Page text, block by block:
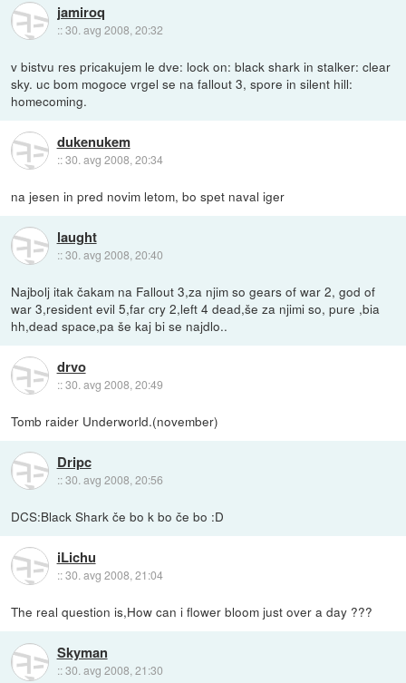
jamiroq
::30. avg 2008, 20:32
v bistvu res pricakujem le dve: lock on: black shark in stalker: clear
sky. uc bom mogoce vrgel se na fallout 3, spore in silent hill:
homecoming.
dukenukem
::30. avg 2008, 20:34
na jesen in pred novim letom, bo spet naval iger
laught
::30. avg 2008, 20:40
Najbolj itak čakam na Fallout 3,za njim so gears of war 2, god of
war 3,resident evil 5,far cry 2,left 4 dead,še za njimi so, pure ,bia
hh,dead space,pa še kaj bi se najdlo..
drvo
::30. avg 2008, 20:49
Tomb raider Underworld.(november)
Dripc
::30. avg 2008, 20:56
DCS:Black Shark če bo k bo če bo :D
iLichu
::30. avg 2008, 21:04
The real question is,How can i flower bloom just over a day ???
Skyman
::30. avg 2008, 21:30